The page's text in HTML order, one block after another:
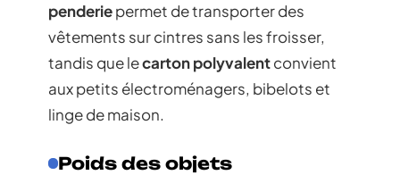
penderiepermet de transporter des
vêtements sur cintres sans les froisser,
tandis que lecarton polyvalentconvient
aux petits électroménagers, bibelots et
linge de maison.
Poids des objets